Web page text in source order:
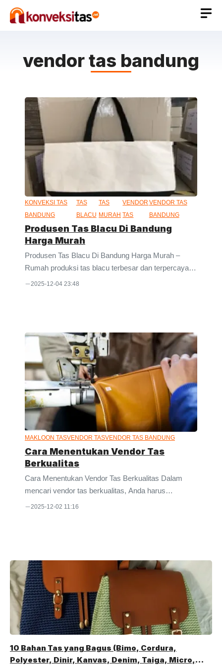
Langsung
vendor tas bandung
KONVEKSI TAS
BANDUNG
TAS
BLACU
TAS
MURAH
VENDOR
TAS
VENDOR TAS
BANDUNG
Produsen Tas Blacu Di Bandung
Harga Murah
Produsen Tas Blacu Di Bandung Harga Murah –
Rumah produksi tas blacu terbesar dan terpercaya di
bandung, kini menawarkan variasi desain yang unik,
kanvas, tas katun kanvas wanita , tas kapas, tas
kanvas untuk belanja. Sejak membuka konveksi tas
di Bandung, kami sepenuhnya terlibat dalam
manufaktur yang meliputi: pengadaan, produksi, dan
pendistribusian ...
2025-12-04 23:48
MAKLOON TASVENDOR TASVENDOR TAS BANDUNG
Cara Menentukan Vendor Tas
Berkualitas
Cara Menentukan Vendor Tas Berkualitas Dalam
mencari vendor tas berkualitas, Anda harus
mempertimbangkan berbagai hal. Di mana, berbagai
desain atau tampilan luar dari sebuah tas sebenarnya
merupakan poin terakhir yang bisa Anda
pertimbangkan ketika akan membeli tas. Beberapa
hal seperti ualitas bahan, jahitan atau bahkan
keawetan dari tas menjadi hal yang sangat ...
2025-12-02 11:16
10 Bahan Tas yang Bagus (Bimo, Cordura,
Polyester, Dinir, Kanvas, Denim, Taiga, Micro,